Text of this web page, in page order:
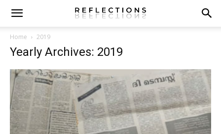
Home 2019
Yearly Archives: 2019